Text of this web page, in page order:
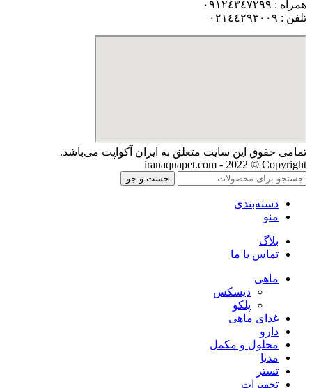
همراه : ٠٩١٢٤٣٤٧٢٩٩
تلفن : ٠٢١٤٤٢٩٣٠٠٩
تمامی حقوق اين سايت متعلق به ایران آکواپت می‌باشد.
iranaquapet.com - 2022 © Copyright
جست و جو
دسته‌بندی
منو
بلاگ
تماس با ما
ماهی
دیسکس
پلکو
غذای ماهی
دارو
محلول و مکمل
مدیا
تستر
تجهیزات